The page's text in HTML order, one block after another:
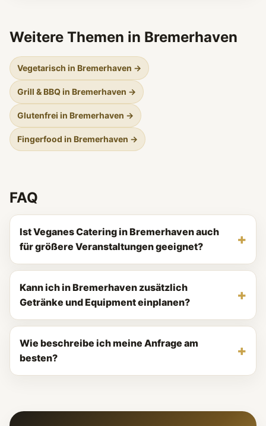
Weitere Themen in Bremerhaven
Vegetarisch in Bremerhaven →
Grill & BBQ in Bremerhaven →
Glutenfrei in Bremerhaven →
Fingerfood in Bremerhaven →
FAQ
Ist Veganes Catering in Bremerhaven auch
für größere Veranstaltungen geeignet?
Kann ich in Bremerhaven zusätzlich
Getränke und Equipment einplanen?
Wie beschreibe ich meine Anfrage am
besten?